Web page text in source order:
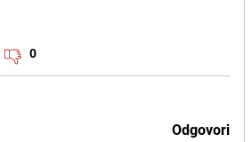
0
Odgovori